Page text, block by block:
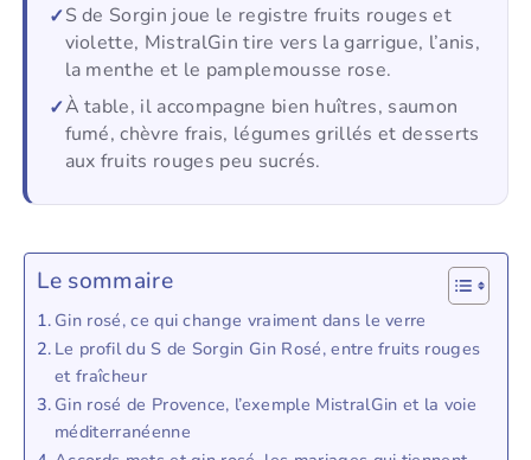
S de Sorgin joue le registre fruits rouges et
violette, MistralGin tire vers la garrigue, l’anis,
la menthe et le pamplemousse rose.
À table, il accompagne bien huîtres, saumon
fumé, chèvre frais, légumes grillés et desserts
aux fruits rouges peu sucrés.
Le sommaire
Gin rosé, ce qui change vraiment dans le verre
Le profil du S de Sorgin Gin Rosé, entre fruits rouges
et fraîcheur
Gin rosé de Provence, l’exemple MistralGin et la voie
méditerranéenne